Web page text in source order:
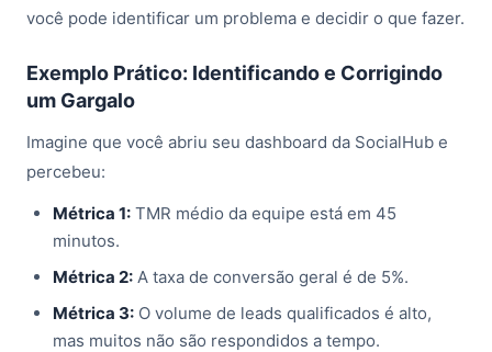
você pode identificar um problema e decidir o que fazer.
Exemplo Prático: Identificando e Corrigindo
um Gargalo
Imagine que você abriu seu dashboard da SocialHub e
percebeu:
Métrica 1: TMR médio da equipe está em 45
minutos.
Métrica 2: A taxa de conversão geral é de 5%.
Métrica 3: O volume de leads qualificados é alto,
mas muitos não são respondidos a tempo.